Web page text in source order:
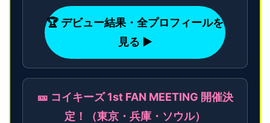
🏆 デビュー結果・全プロフィールを
見る ▶
🎫 コイキーズ 1st FAN MEETING 開催決
定！（東京・兵庫・ソウル）